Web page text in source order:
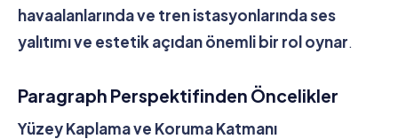
havaalanlarında ve tren istasyonlarında ses
yalıtımı ve estetik açıdan önemli bir rol oynar.
Paragraph Perspektifinden Öncelikler
Yüzey Kaplama ve Koruma Katmanı